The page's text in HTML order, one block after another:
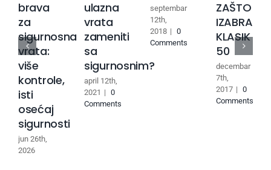
brava
za
sigurnosna
vrata:
više
kontrole,
isti
osećaj
sigurnosti
jun 26th,
2026
ulazna
vrata
zameniti
sa
sigurnosnim?
april 12th,
2021 | 0
Comments
septembar
12th,
2018 | 0
Comments
ZAŠTO
IZABRATI
KLASIK
50
decembar
7th,
2017 | 0
Comments